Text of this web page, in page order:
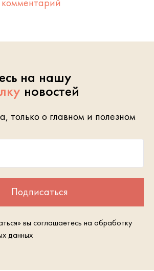
на нашу
новостей
только о главном и полезном
Подписаться
вы соглашаетесь на обработку
данных